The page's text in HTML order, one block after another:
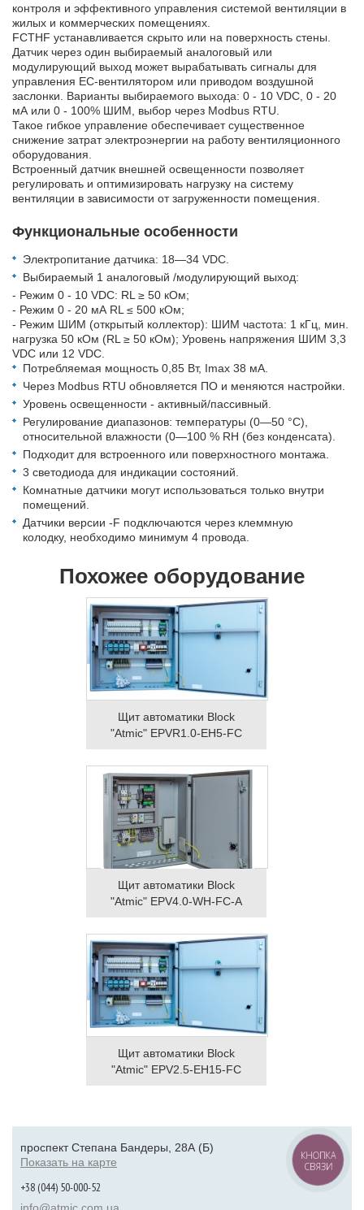
контроля и эффективного управления системой вентиляции в
жилых и коммерческих помещениях.
FCTHF устанавливается скрыто или на поверхность стены.
Датчик через один выбираемый аналоговый или
модулирующий выход может вырабатывать сигналы для
управления ЕС-вентилятором или приводом воздушной
заслонки. Варианты выбираемого выхода: 0 - 10 VDC, 0 - 20
мА или 0 - 100% ШИМ, выбор через Modbus RTU.
Такое гибкое управление обеспечивает существенное
снижение затрат электроэнергии на работу вентиляционного
оборудования.
Встроенный датчик внешней освещенности позволяет
регулировать и оптимизировать нагрузку на систему
вентиляции в зависимости от загруженности помещения.
Функциональные особенности
Электропитание датчика: 18—34 VDC.
Выбираемый 1 аналоговый /модулирующий выход:
- Режим 0 - 10 VDC: RL ≥ 50 кОм;
- Режим 0 - 20 мА RL ≤ 500 кОм;
- Режим ШИМ (открытый коллектор): ШИМ частота: 1 кГц, мин.
нагрузка 50 кОм (RL ≥ 50 кОм); Уровень напряжения ШИМ 3,3
VDC или 12 VDC.
Потребляемая мощность 0,85 Вт, Imax 38 мА.
Через Modbus RTU обновляется ПО и меняются настройки.
Уровень освещенности - активный/пассивный.
Регулирование диапазонов: температуры (0—50 °C),
относительной влажности (0—100 % RH (без конденсата).
Подходит для встроенного или поверхностного монтажа.
3 светодиода для индикации состояний.
Комнатные датчики могут использоваться только внутри
помещений.
Датчики версии -F подключаются через клеммную
колодку, необходимо минимум 4 провода.
Похожее оборудование
Щит автоматики Block
"Atmic" EPVR1.0-EH5-FC
Щит автоматики Block
"Atmic" EPV4.0-WH-FC-A
Щит автоматики Block
"Atmic" EPV2.5-EH15-FC
проспект Степана Бандеры, 28А (Б)
Показать на карте
+38 (044) 50-000-52
КНОПКА
СВЯЗИ